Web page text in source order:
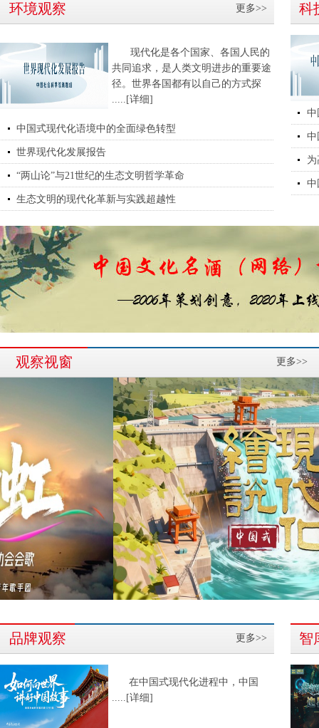
环境观察 更多>>
现代化是各个国家、各国人民的
共同追求，是人类文明进步的重要途
径。世界各国都有以自己的方式探
.....[详细]
中国式现代化语境中的全面绿色转型
世界现代化发展报告
“两山论”与21世纪的生态文明哲学革命
生态文明的现代化革新与实践超越性
科
中
中
中
观察视窗 更多>>
品牌观察 更多>>
在中国式现代化进程中，中国
.....[详细]
智